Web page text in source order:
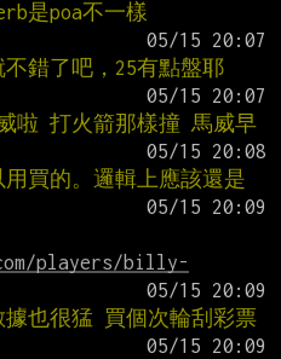
是poa不一樣
不錯了吧，25有點盤耶
啦 打火箭那樣撞 馬威早
買的。邏輯上應該還是
players/billy-
也很猛 買個次輪刮彩票